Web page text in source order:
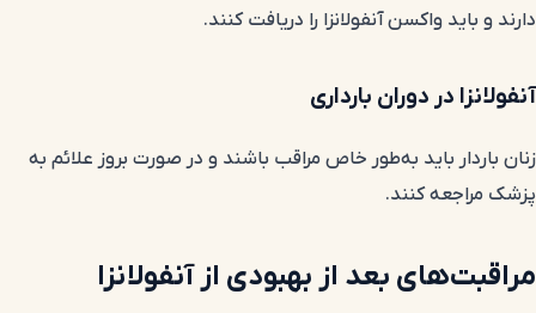
دارند و باید واکسن آنفولانزا را دریافت کنند.
آنفولانزا در دوران بارداری
زنان باردار باید به‌طور خاص مراقب باشند و در صورت بروز علائم به
پزشک مراجعه کنند.
مراقبت‌های بعد از بهبودی از آنفولانزا